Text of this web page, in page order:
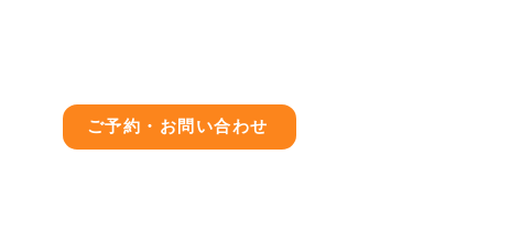
ご予約・お問い合わせ